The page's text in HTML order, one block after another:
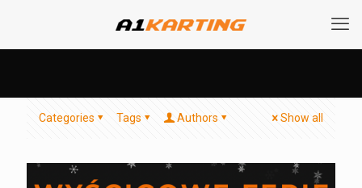
Categories Tags Authors Show all